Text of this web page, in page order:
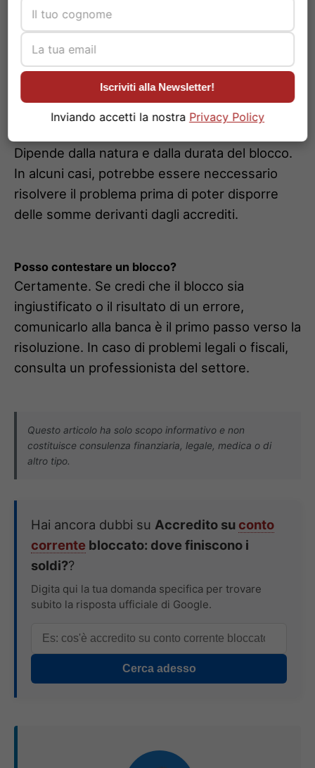
Spesso è difficile prevedere un blocco, ma
mantenere un comportamento trasparente ed
essere rispettosi delle leggi può mitigare il
rischio.
Dipende dalla natura e dalla durata del blocco.
In alcuni casi, potrebbe essere neccessario
risolvere il problema prima di poter disporre
delle somme derivanti dagli accrediti.
Posso contestare un blocco?
Certamente. Se credi che il blocco sia
ingiustificato o il risultato di un errore,
comunicarlo alla banca è il primo passo verso la
risoluzione. In caso di problemi legali o fiscali,
consulta un professionista del settore.
Questo articolo ha solo scopo informativo e non
costituisce consulenza finanziaria, legale, medica o di
altro tipo.
Hai ancora dubbi su Accredito su conto
corrente bloccato: dove finiscono i
soldi??
Digita qui la tua domanda specifica per trovare
subito la risposta ufficiale di Google.
Cerca adesso
Iscriviti alla Newsletter!
Inviando accetti la nostra Privacy Policy